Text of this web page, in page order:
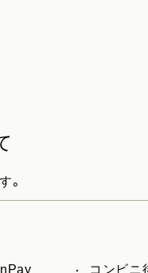
。
コンビニ